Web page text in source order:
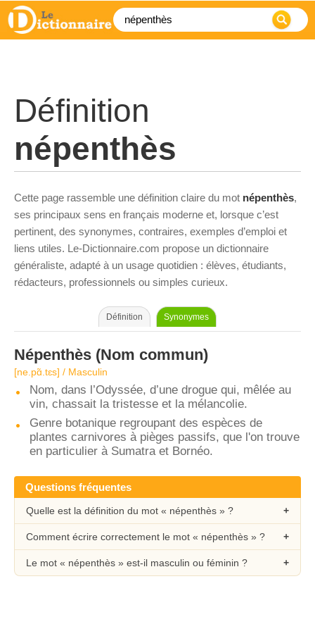
Définition
népenthès
Cette page rassemble une définition claire du mot népenthès,
ses principaux sens en français moderne et, lorsque c’est
pertinent, des synonymes, contraires, exemples d’emploi et
liens utiles. Le-Dictionnaire.com propose un dictionnaire
généraliste, adapté à un usage quotidien : élèves, étudiants,
rédacteurs, professionnels ou simples curieux.
Définition Synonymes
Népenthès (Nom commun)
[ne.pɑ̃.tɛs] / Masculin
Nom, dans l’Odyssée, d’une drogue qui, mêlée au
vin, chassait la tristesse et la mélancolie.
Genre botanique regroupant des espèces de
plantes carnivores à pièges passifs, que l'on trouve
en particulier à Sumatra et Bornéo.
Questions fréquentes
Quelle est la définition du mot « népenthès » ?
Comment écrire correctement le mot « népenthès » ?
Le mot « népenthès » est-il masculin ou féminin ?